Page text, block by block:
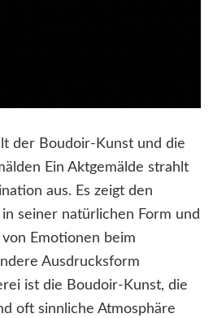
der Boudoir-Kunst und die
Ein Aktgemälde strahlt
aus. Es zeigt den
seiner natürlichen Form und
Emotionen beim
Ausdrucksform
ist die Boudoir-Kunst, die
oft sinnliche Atmosphäre